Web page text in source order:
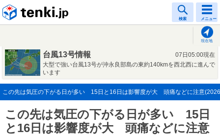
検索 メニュー
現在地
台風13号情報
07日05:00現在
大型で強い台風13号が沖永良部島の東約140kmを西北西に進んで
います
この先は気圧の下がる日が多い 15日と16日は影響度が大 頭痛などに注意
この先は気圧の下がる日が多い 15日
と16日は影響度が大 頭痛などに注意